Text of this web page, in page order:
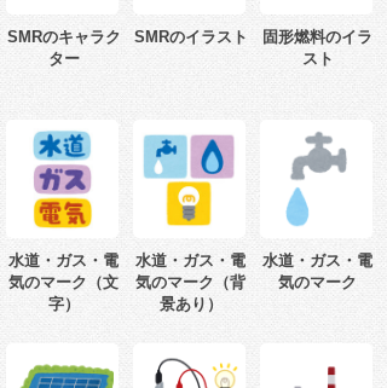
SMRのキャラク
ター
SMRのイラスト
固形燃料のイラ
スト
水道・ガス・電
気のマーク（文
字）
水道・ガス・電
気のマーク（背
景あり）
水道・ガス・電
気のマーク